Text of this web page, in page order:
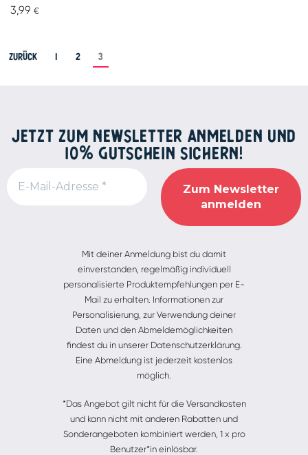
3,99 €
Zurück 1 2 3
JETZT ZUM NEWSLETTER ANMELDEN UND
10% GUTSCHEIN SICHERN!
Mit deiner Anmeldung bist du damit
einverstanden, regelmäßig individuell
personalisierte Produktempfehlungen per E-
Mail zu erhalten. Informationen zur
Personalisierung, zur Verwendung deiner
Daten und den Abmeldemöglichkeiten
findest du in unserer Datenschutzerklärung.
Eine Abmeldung ist jederzeit kostenlos
möglich.
*Das Angebot gilt nicht für die Versandkosten
und kann nicht mit anderen Rabatten und
Sonderangeboten kombiniert werden, 1 x pro
Benutzer*in einlösbar.